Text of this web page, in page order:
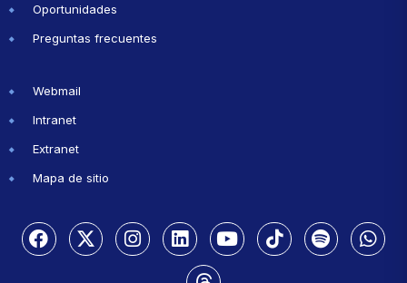
Oportunidades
Preguntas frecuentes
Webmail
Intranet
Extranet
Mapa de sitio